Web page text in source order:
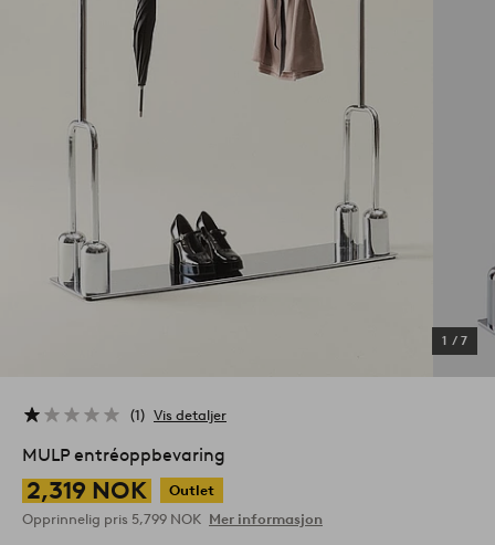
1 / 7
1 Vis detaljer
MULP entréoppbevaring
2,319 NOK
Outlet
Opprinnelig pris 5,799 NOK Mer informasjon